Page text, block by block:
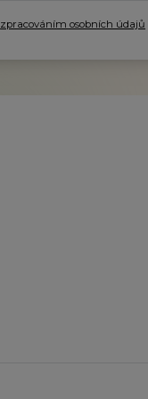
zpracováním osobních údajů